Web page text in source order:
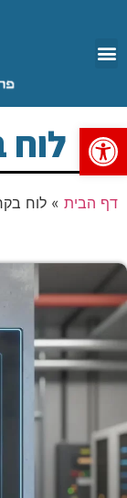
פתח לוח
דף הבית » לוח